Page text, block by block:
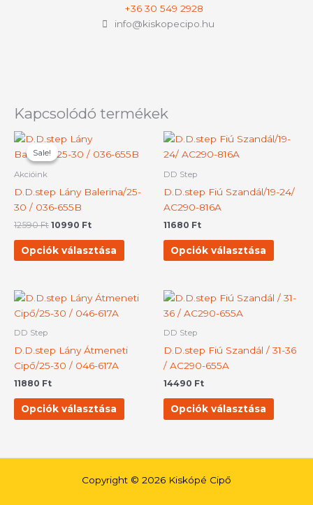
+36 30 549 2928
info@kiskopecipo.hu
Kapcsolódó termékek
Sale!
Sale!
Akcióink
D.D.step Lány Balerina/25-
30 / 036-655B
12590Ft
Original
price
was:
10990 Ft
Current
is:
Opciók választása
a
terméknek
több
variációja
változatok
a
választhatók
DD Step
D.D.step Fiú Szandál/19-24/
AC290-816A
11680 Ft
Opciók választása
Ennek
több
a
DD Step
D.D.step Lány Átmeneti
Cipő/25-30 / 046-617A
11880 Ft
Opciók választása
Ennek
terméknek
variációja
változatok
a
DD Step
D.D.step Fiú Szandál / 31-36
/ AC290-655A
14490 Ft
Opciók választása
Ennek
a
Copyright © 2026 Kiskópé Cipő